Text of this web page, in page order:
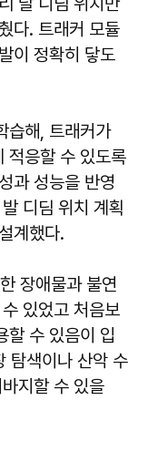
다. 트래커 모듈
이 정확히 닿도
습해, 트래커가
적응할 수 있도록
과 성능을 반영
디딤 위치 계획
계했다.
장애물과 불연
있었고 처음보
할 수 있음이 입
탐색이나 산악 수
지할 수 있을